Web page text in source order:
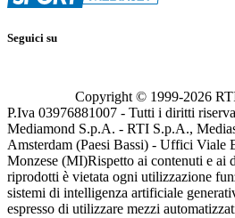
Seguici su
Copyright © 1999-2026
P.Iva 03976881007 - Tutti i diritti
Mediamond S.p.A. - RTI S.p.A.,
Amsterdam (Paesi Bassi) - Uffici Viale
Monzese (MI)Rispetto ai contenuti e ai
riprodotti è vietata ogni utilizzazione
sistemi di intelligenza artificiale
espresso di utilizzare mezzi